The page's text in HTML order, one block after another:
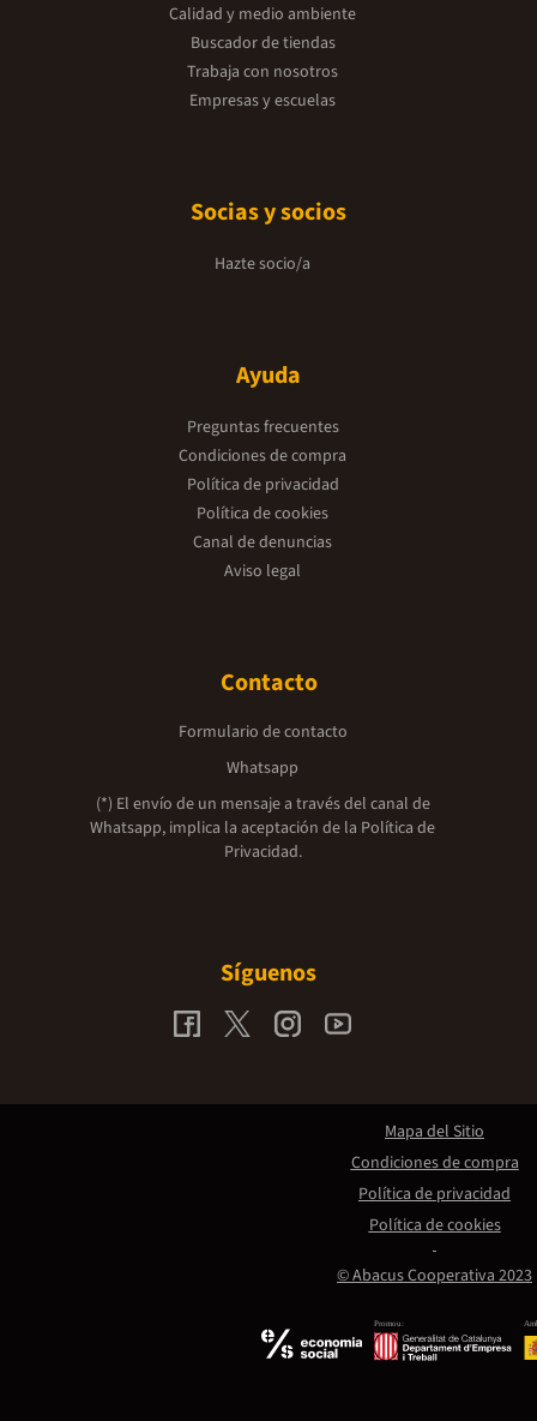
Calidad y medio ambiente
Buscador de tiendas
Trabaja con nosotros
Empresas y escuelas
Socias y socios
Hazte socio/a
Ayuda
Preguntas frecuentes
Condiciones de compra
Política de privacidad
Política de cookies
Canal de denuncias
Aviso legal
Contacto
Formulario de contacto
Whatsapp
(*) El envío de un mensaje a través del canal de
Whatsapp, implica la aceptación de la Política de
Privacidad.
Síguenos
Promou:
© Abacus Cooperativa 2023
Mapa del Sitio
Condiciones de compra
Política de privacidad
Política de cookies